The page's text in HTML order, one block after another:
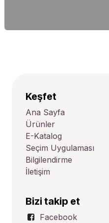
Keşfet
Ana Sayfa
Ürünler
E-Katalog
Seçim Uygulaması
Bilgilendirme
İletişim
Bizi takip et
Facebook